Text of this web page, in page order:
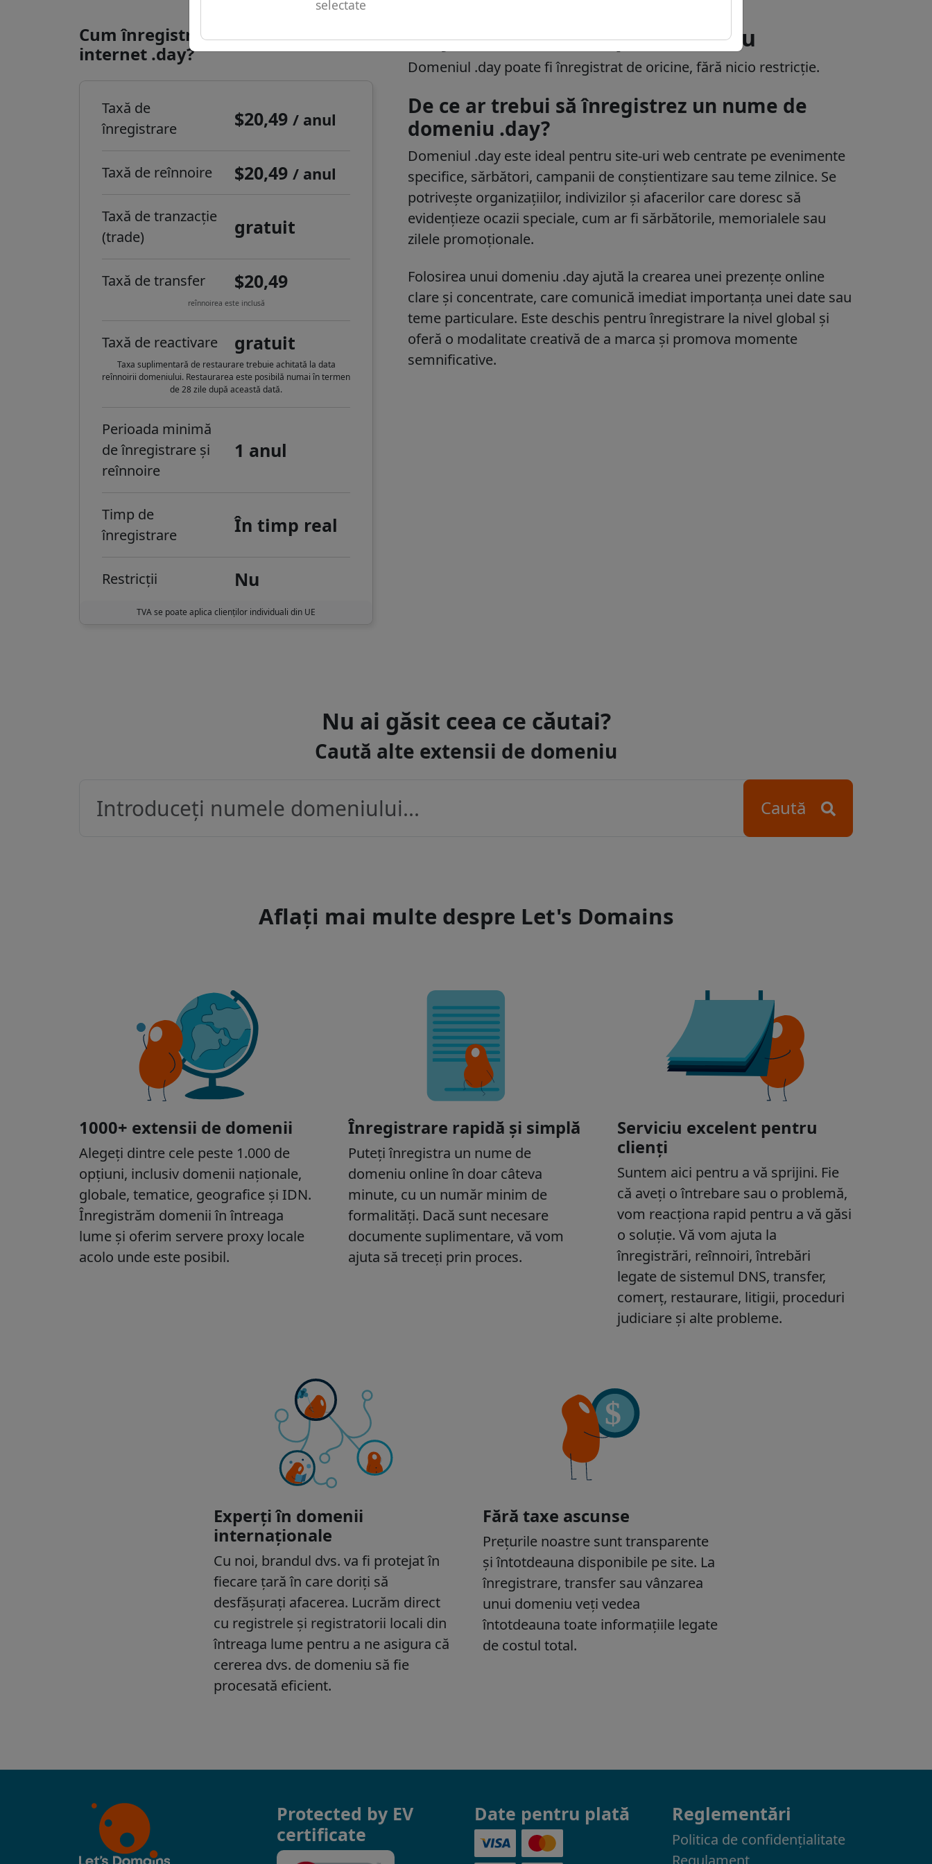
selectate
Cum înregistrezi un domeniu de
internet .day?
Taxă de
înregistrare
$20,49/ anul
Taxă de reînnoire $20,49/ anul
Taxă de tranzacție
(trade)
gratuit
Taxă de transfer $20,49
reînnoirea este inclusă
Taxă de reactivare gratuit
Taxa suplimentară de restaurare trebuie achitată la data
reînnoirii domeniului. Restaurarea este posibilă numai în termen
de 28 zile după această dată.
Perioada minimă
de înregistrare și
reînnoire
1 anul
Timp de
înregistrare
În timp real
Restricții Nu
TVA se poate aplica clienților individuali din UE
.day informații despre domeniu
Domeniul .day poate fi înregistrat de oricine, fără nicio restricție.
De ce ar trebui să înregistrez un nume de
domeniu .day?
Domeniul .day este ideal pentru site-uri web centrate pe evenimente
specifice, sărbători, campanii de conștientizare sau teme zilnice. Se
potrivește organizațiilor, indivizilor și afacerilor care doresc să
evidențieze ocazii speciale, cum ar fi sărbătorile, memorialele sau
zilele promoționale.
Folosirea unui domeniu .day ajută la crearea unei prezențe online
clare și concentrate, care comunică imediat importanța unei date sau
teme particulare. Este deschis pentru înregistrare la nivel global și
oferă o modalitate creativă de a marca și promova momente
semnificative.
Nu ai găsit ceea ce căutai?
Caută alte extensii de domeniu
Caută
Protected by EV
certificate
Date pentru plată Reglementări
Politica de confidenţialitate
Regulament